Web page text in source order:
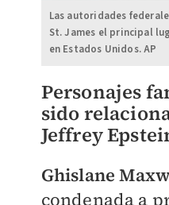
Las autoridades
St. James el principal
en Estados Unidos. AP
Personajes
sido
Jeffrey
Ghislane
condenada a